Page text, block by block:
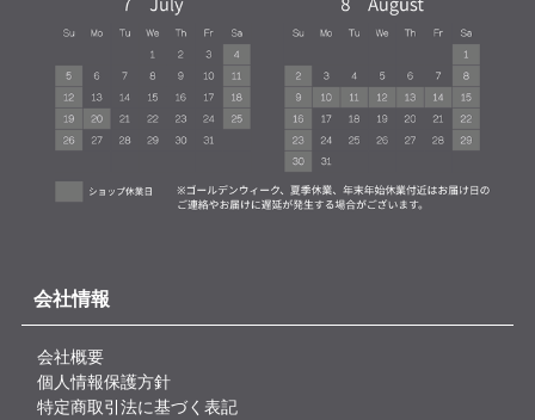
会社情報
会社概要
個人情報保護方針
特定商取引法に基づく表記